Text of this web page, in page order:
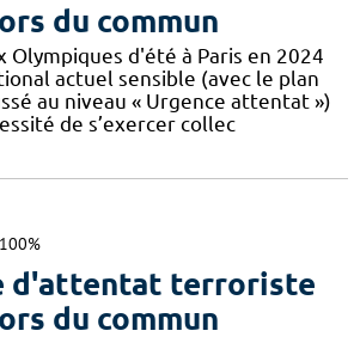
du commun
Olympiques d'été à Paris en 2024
actuel sensible (avec le plan
au niveau « Urgence attentat »)
de s’exercer collec
100%
d'attentat terroriste
du commun